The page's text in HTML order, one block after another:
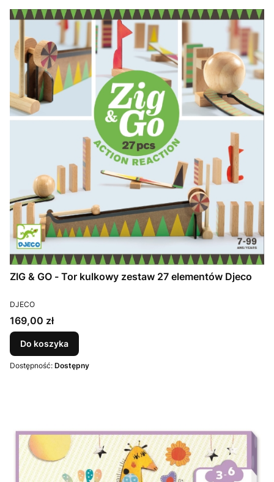
ZIG & GO - Tor kulkowy zestaw 27 elementów Djeco
PRODUCENT
DJECO
Cena
169,00 zł
Do koszyka
Dostępność: Dostępny